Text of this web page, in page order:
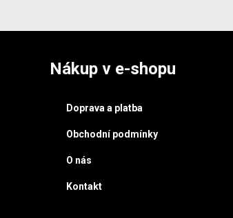
Nákup v e-shopu
Doprava a platba
Obchodní podmínky
O nás
Kontakt